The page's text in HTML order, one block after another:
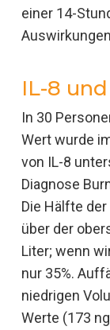
einer 14-
IL-8
In 30
Wert wurde
von IL-8
Diagnose
Die Hälfte
über der
Liter; wenn
nur 35%.
niedrigen
Werte (173